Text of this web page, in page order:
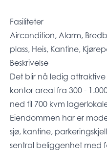
Fasiliteter
Aircondition, Alarm,
plass, Heis, Kantine,
Beskrivelse
Det blir nå ledig
kontor areal fra 300 -
ned til 700 kvm
Eiendommen har er
sjø, kantine,
sentral beliggenhet med